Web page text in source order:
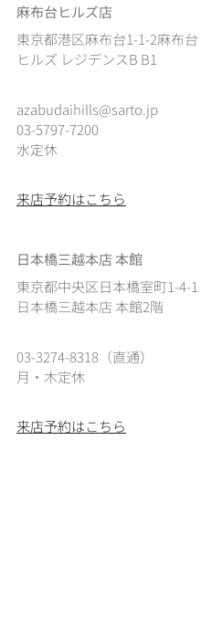
麻布台ヒルズ店
東京都港区麻布台1-1-2麻布台
ヒルズ レジデンスB B1
azabudaihills@sarto.jp
03-5797-7200
水定休
来店予約はこちら
日本橋三越本店 本館
東京都中央区日本橋室町1-4-1
日本橋三越本店 本館2階
03-3274-8318（直通）
月・木定休
来店予約はこちら